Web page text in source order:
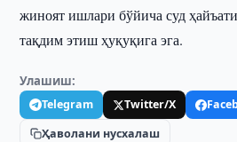
жиноят ишлари бўйича суд
тақдим этиш ҳуқуқига эга.
Улашиш:
Telegram Twitter/X
Ҳаволани нусхалаш